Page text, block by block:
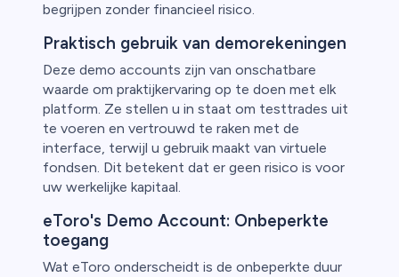
begrijpen zonder financieel risico.
Praktisch gebruik van demorekeningen
Deze demo accounts zijn van onschatbare
waarde om praktijkervaring op te doen met elk
platform. Ze stellen u in staat om testtrades uit
te voeren en vertrouwd te raken met de
interface, terwijl u gebruik maakt van virtuele
fondsen. Dit betekent dat er geen risico is voor
uw werkelijke kapitaal.
eToro's Demo Account: Onbeperkte
toegang
Wat eToro onderscheidt is de onbeperkte duur